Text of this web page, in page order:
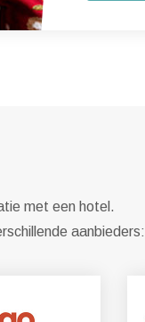
met een hotel.
aanbieders: